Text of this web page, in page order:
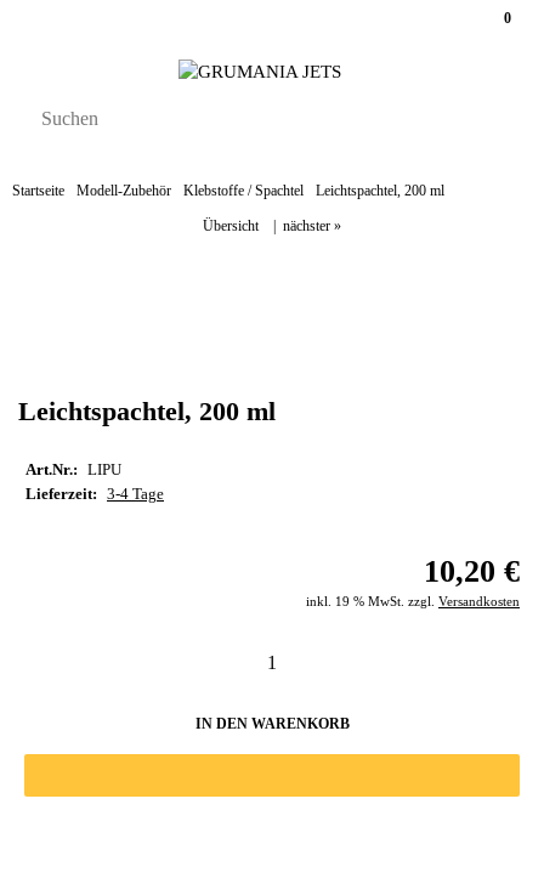
0
Startseite Modell-Zubehör Klebstoffe / Spachtel Leichtspachtel, 200 ml
Übersicht| nächster »
Leichtspachtel, 200 ml
Art.Nr.:
LIPU
Lieferzeit:
3-4 Tage
10,20 €
inkl. 19 % MwSt. zzgl. Versandkosten
IN DEN WARENKORB